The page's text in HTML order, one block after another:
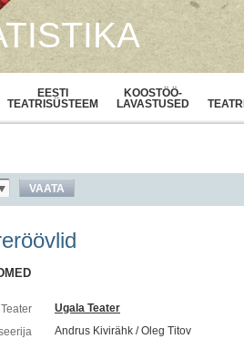
EESTI
TEATRISÜSTEEM
KOOSTÖÖ-
LAVASTUSED
VAATA
Teater
Ugala Teater
Andrus Kivirähk / Oleg Titov